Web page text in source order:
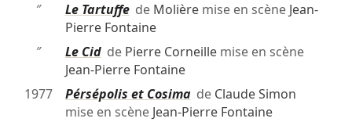
″
Le Tartuffede Molièremise en scène Jean-
Pierre Fontaine
″
Le Cidde Pierre Corneillemise en scène
Jean-Pierre Fontaine
1977
Pérsépolis et Cosimade Claude Simon
mise en scène Jean-Pierre Fontaine